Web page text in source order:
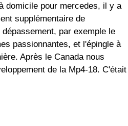
domicile pour mercedes, il y a
supplémentaire de
par exemple le
passionnantes, et l'épingle à
Après le Canada nous
de la Mp4-18. C'était